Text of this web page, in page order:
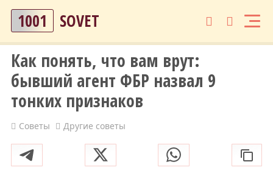
1001 SOVET
Как понять, что вам врут:
бывший агент ФБР назвал 9
тонких признаков
Советы Другие советы